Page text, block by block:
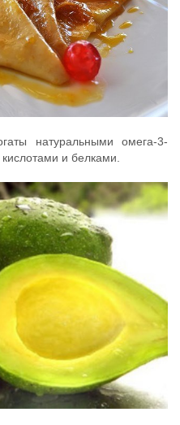
натуральными омега-3-
и белками.